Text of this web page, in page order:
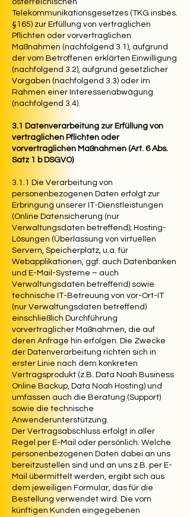
österreichischen
Telekommunikationsgesetzes (TKG insbes.
§165) zur Erfüllung von vertraglichen
Pflichten oder vorvertraglichen
Maßnahmen (nachfolgend 3.1), aufgrund
der vom Betroffenen erklärten Einwilligung
(nachfolgend 3.2), aufgrund gesetzlicher
Vorgaben (nachfolgend 3.3) oder im
Rahmen einer Interessenabwägung
(nachfolgend 3.4).
3.1 Datenverarbeitung zur Erfüllung von
vertraglichen Pflichten oder
vorvertraglichen Maßnahmen (Art. 6 Abs.
Satz 1 b DSGVO)
3.1.1 Die Verarbeitung von
personenbezogenen Daten erfolgt zur
Erbringung unserer IT-Dienstleistungen
(Online Datensicherung (nur
Verwaltungsdaten betreffend); Hosting-
Lösungen (Überlassung von virtuellen
Servern, Speicherplatz, u.a. für
Webapplikationen, ggf. auch Datenbanken
und E-Mail-Systeme – auch
Verwaltungsdaten betreffend) sowie
technische IT-Betreuung von vor-Ort-IT
(nur Verwaltungsdaten betreffend)
einschließlich Durchführung
vorvertraglicher Maßnahmen, die auf
deren Anfrage hin erfolgen. Die Zwecke
der Datenverarbeitung richten sich in
erster Linie nach dem konkreten
Vertragsprodukt (z.B. Data Noah Business
Online Backup, Data Noah Hosting) und
umfassen auch die Beratung (Support)
sowie die technische
Anwenderunterstützung.
Der Vertragsabschluss erfolgt in aller
Regel per E-Mail oder persönlich. Welche
personenbezogenen Daten dabei an uns
bereitzustellen sind und an uns z.B. per E-
Mail übermittelt werden, ergibt sich aus
dem jeweiligen Formular, das für die
Bestellung verwendet wird. Die vom
künftigen Kunden eingegebenen